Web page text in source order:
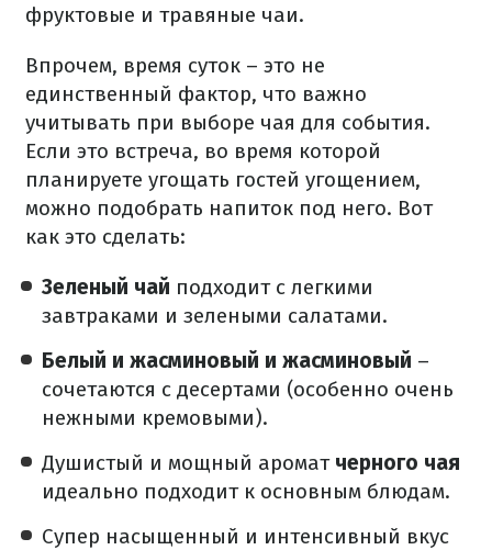
фруктовые и травяные чаи.
Впрочем, время суток – это не
единственный фактор, что важно
учитывать при выборе чая для события.
Если это встреча, во время которой
планируете угощать гостей угощением,
можно подобрать напиток под него. Вот
как это сделать:
Зеленый чай подходит с легкими
завтраками и зелеными салатами.
Белый и жасминовый и жасминовый –
сочетаются с десертами (особенно очень
нежными кремовыми).
Душистый и мощный аромат черного чая
идеально подходит к основным блюдам.
Супер насыщенный и интенсивный вкус